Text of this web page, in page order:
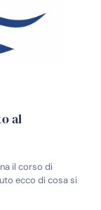
al
il corso di
ecco di cosa si